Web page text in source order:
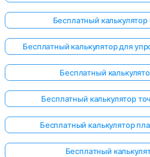
Бесплатный
Бесплатный калькулятор для
Бесплатный
Бесплатный калькулятор
Бесплатный калькулятор
Бесплатный